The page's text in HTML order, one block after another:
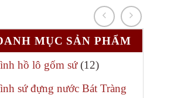
MỤC SẢN PHẨM
hồ lô gốm sứ 1212
sứ đựng nước Bát Tràng